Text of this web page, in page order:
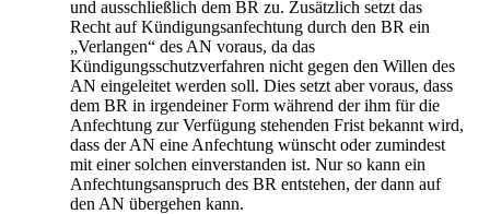
und ausschließlich dem BR zu. Zusätzlich setzt das
Recht auf Kündigungsanfechtung durch den BR ein
„Verlangen“ des AN voraus, da das
Kündigungsschutzverfahren nicht gegen den Willen des
AN eingeleitet werden soll. Dies setzt aber voraus, dass
dem BR in irgendeiner Form während der ihm für die
Anfechtung zur Verfügung stehenden Frist bekannt wird,
dass der AN eine Anfechtung wünscht oder zumindest
mit einer solchen einverstanden ist. Nur so kann ein
Anfechtungsanspruch des BR entstehen, der dann auf
den AN übergehen kann.